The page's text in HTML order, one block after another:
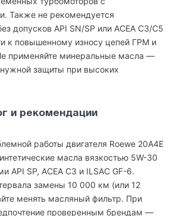
Также не рекомендуется
допусков API SN/SP или ACEA C3/C5
к повышенному износу цепей ГРМ и
применяйте минеральные масла —
защиты при высоких
и рекомендации
работы двигателя Roewe 20A4E
масла вязкостью 5W-30
API SP, ACEA C3 и ILSAC GF-6.
замены 10 000 км (или 12
менять масляный фильтр. При
проверенным брендам —